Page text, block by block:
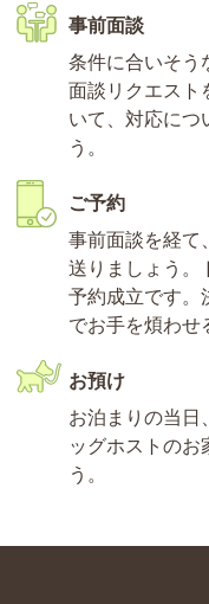
事前面談
条件に合いそう
面談リクエスト
いて、対応につ
う。
ご予約
事前面談を経て
送りましょう。
予約成立です。
でお手を煩わせ
お預け
お泊まりの当日
ッグホストのお
う。